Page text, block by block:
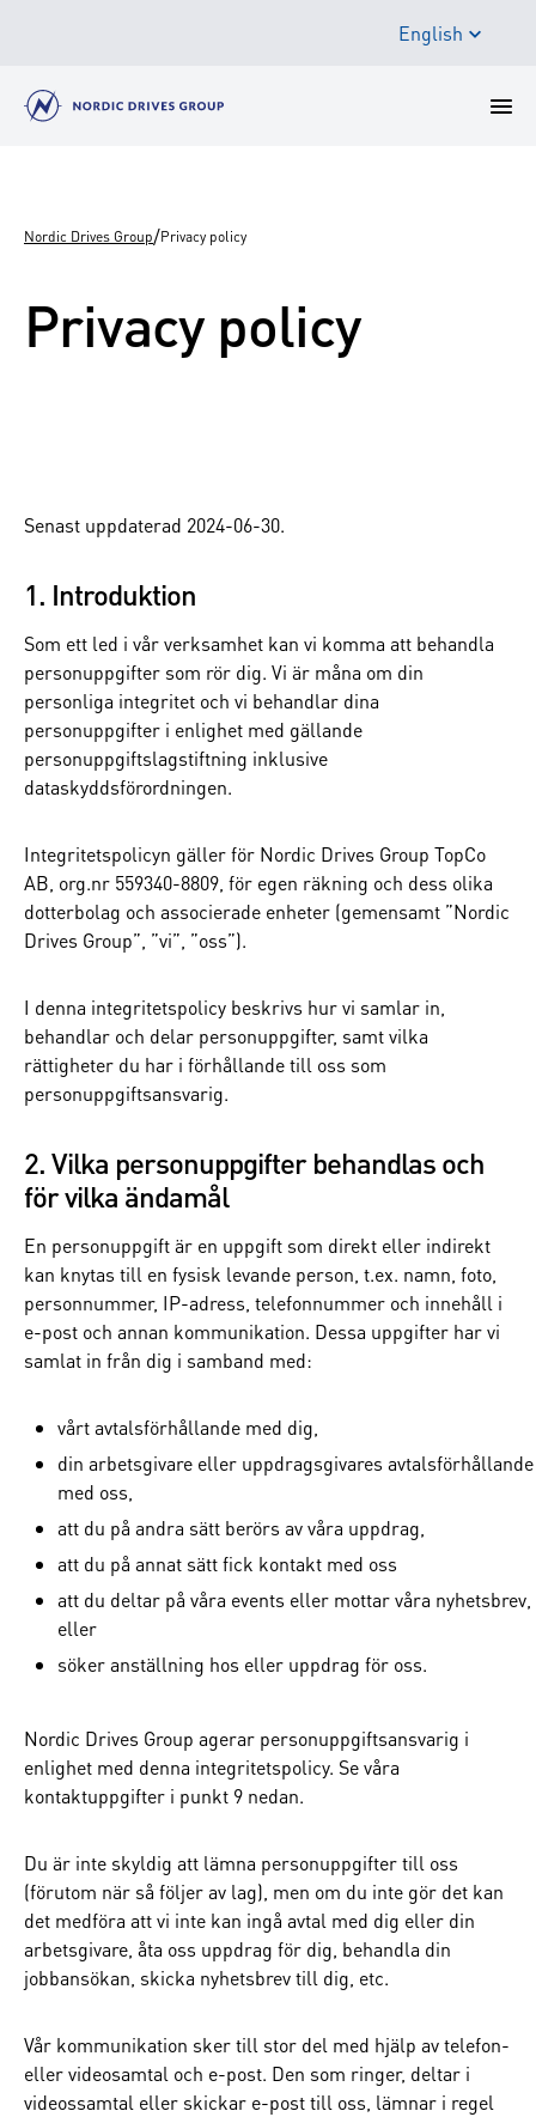
English
Nordic Drives Group/Privacy policy
Privacy policy
Senast uppdaterad 2024-06-30.
1. Introduktion
Som ett led i vår verksamhet kan vi komma att behandla
personuppgifter som rör dig. Vi är måna om din
personliga integritet och vi behandlar dina
personuppgifter i enlighet med gällande
personuppgiftslagstiftning inklusive
dataskyddsförordningen.
Integritetspolicyn gäller för Nordic Drives Group TopCo
AB, org.nr 559340-8809, för egen räkning och dess olika
dotterbolag och associerade enheter (gemensamt ”Nordic
Drives Group”, ”vi”, ”oss”).
I denna integritetspolicy beskrivs hur vi samlar in,
behandlar och delar personuppgifter, samt vilka
rättigheter du har i förhållande till oss som
personuppgiftsansvarig.
2. Vilka personuppgifter behandlas och
för vilka ändamål
En personuppgift är en uppgift som direkt eller indirekt
kan knytas till en fysisk levande person, t.ex. namn, foto,
personnummer, IP-adress, telefonnummer och innehåll i
e-post och annan kommunikation. Dessa uppgifter har vi
samlat in från dig i samband med:
vårt avtalsförhållande med dig,
din arbetsgivare eller uppdragsgivares avtalsförhållande
med oss,
att du på andra sätt berörs av våra uppdrag,
att du på annat sätt fick kontakt med oss
att du deltar på våra events eller mottar våra nyhetsbrev,
eller
söker anställning hos eller uppdrag för oss.
Nordic Drives Group agerar personuppgiftsansvarig i
enlighet med denna integritetspolicy. Se våra
kontaktuppgifter i punkt 9 nedan.
Du är inte skyldig att lämna personuppgifter till oss
(förutom när så följer av lag), men om du inte gör det kan
det medföra att vi inte kan ingå avtal med dig eller din
arbetsgivare, åta oss uppdrag för dig, behandla din
jobbansökan, skicka nyhetsbrev till dig, etc.
Vår kommunikation sker till stor del med hjälp av telefon-
eller videosamtal och e-post. Den som ringer, deltar i
videossamtal eller skickar e-post till oss, lämnar i regel